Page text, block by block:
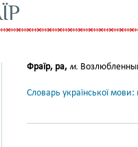
Фраїр, ра, м.
Словарь української